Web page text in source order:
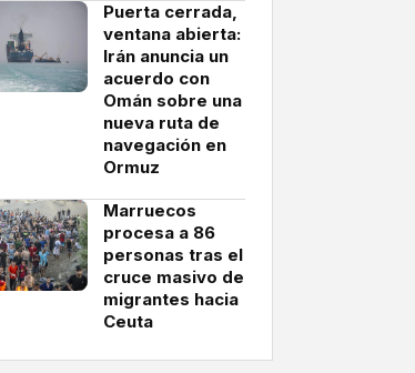
Puerta cerrada,
ventana abierta:
Irán anuncia un
acuerdo con
Omán sobre una
nueva ruta de
navegación en
Ormuz
Marruecos
procesa a 86
personas tras el
cruce masivo de
migrantes hacia
Ceuta